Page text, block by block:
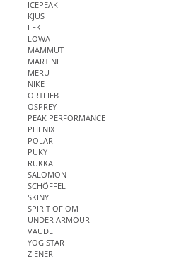
ICEPEAK
KJUS
LEKI
LOWA
MAMMUT
MARTINI
MERU
NIKE
ORTLIEB
OSPREY
PEAK PERFORMANCE
PHENIX
POLAR
PUKY
RUKKA
SALOMON
SCHÖFFEL
SKINY
SPIRIT OF OM
UNDER ARMOUR
VAUDE
YOGISTAR
ZIENER